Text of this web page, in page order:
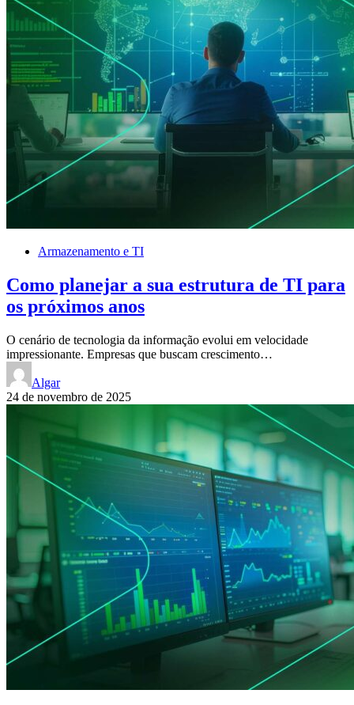
Armazenamento e TI
Como planejar a sua estrutura de TI para
os próximos anos
O cenário de tecnologia da informação evolui em velocidade
impressionante. Empresas que buscam crescimento…
Algar
24 de novembro de 2025